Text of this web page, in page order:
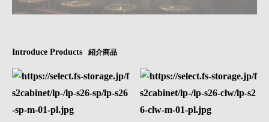
Introduce Products 紹介商品